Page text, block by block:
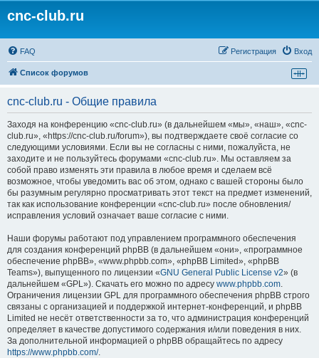
cnc-club.ru
FAQ Вход
Регистрация
Список форумов
cnc-club.ru - Общие правила
Заходя на конференцию «cnc-club.ru» (в дальнейшем «мы», «наш», «cnc-
club.ru», «https://cnc-club.ru/forum»), вы подтверждаете своё согласие со
следующими условиями. Если вы не согласны с ними, пожалуйста, не
заходите и не пользуйтесь форумами «cnc-club.ru». Мы оставляем за
собой право изменять эти правила в любое время и сделаем всё
возможное, чтобы уведомить вас об этом, однако с вашей стороны было
бы разумным регулярно просматривать этот текст на предмет изменений,
так как использование конференции «cnc-club.ru» после обновления/
исправления условий означает ваше согласие с ними.
Наши форумы работают под управлением программного обеспечения
для создания конференций phpBB (в дальнейшем «они», «программное
обеспечение phpBB», «www.phpbb.com», «phpBB Limited», «phpBB
Teams»), выпущенного по лицензии «GNU General Public License v2» (в
дальнейшем «GPL»). Скачать его можно по адресу www.phpbb.com.
Ограничения лицензии GPL для программного обеспечения phpBB строго
связаны с организацией и поддержкой интернет-конференций, и phpBB
Limited не несёт ответственности за то, что администрация конференций
определяет в качестве допустимого содержания и/или поведения в них.
За дополнительной информацией о phpBB обращайтесь по адресу
https://www.phpbb.com/.